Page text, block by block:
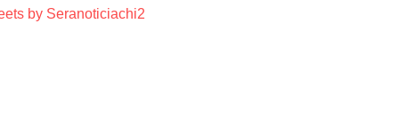
by Seranoticiachi2